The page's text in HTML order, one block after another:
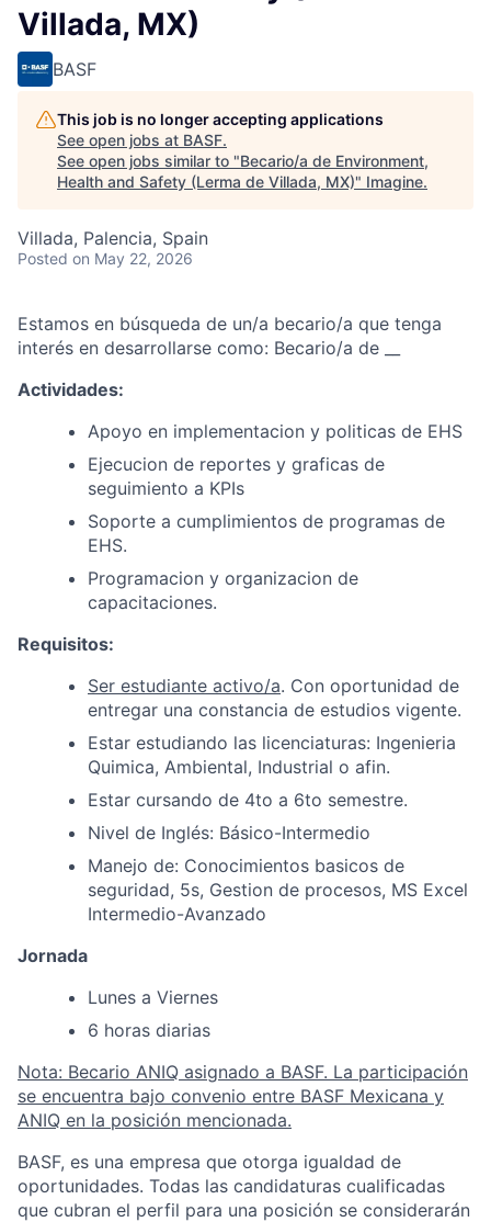
Villada, MX)
BASF
This job is no longer accepting applications
See open jobs at BASF.
See open jobs similar to "Becario/a de Environment,
Health and Safety (Lerma de Villada, MX)" Imagine.
Villada, Palencia, Spain
Posted on May 22, 2026
Estamos en búsqueda de un/a becario/a que tenga
interés en desarrollarse como: Becario/a de __
Actividades:
Apoyo en implementacion y politicas de EHS
Ejecucion de reportes y graficas de
seguimiento a KPIs
Soporte a cumplimientos de programas de
EHS.
Programacion y organizacion de
capacitaciones.
Requisitos:
Ser estudiante activo/a. Con oportunidad de
entregar una constancia de estudios vigente.
Estar estudiando las licenciaturas: Ingenieria
Quimica, Ambiental, Industrial o afin.
Estar cursando de 4to a 6to semestre.
Nivel de Inglés: Básico-Intermedio
Manejo de: Conocimientos basicos de
seguridad, 5s, Gestion de procesos, MS Excel
Intermedio-Avanzado
Jornada
Lunes a Viernes
6 horas diarias
Nota: Becario ANIQ asignado a BASF. La participación
se encuentra bajo convenio entre BASF Mexicana y
ANIQ en la posición mencionada.
BASF, es una empresa que otorga igualdad de
oportunidades. Todas las candidaturas cualificadas
que cubran el perfil para una posición se considerarán